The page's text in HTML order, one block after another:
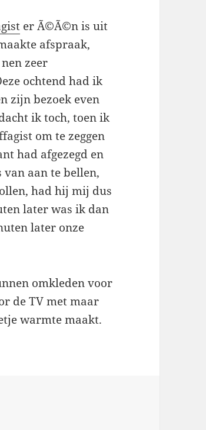
er Ã©Ã©n is uit
afspraak,
zeer
ochtend had ik
zijn bezoek even
ik toch, toen ik
om te zeggen
had afgezegd en
aan te bellen,
had hij mij dus
later was ik dan
later onze
omkleden voor
de TV met maar
warmte maakt.